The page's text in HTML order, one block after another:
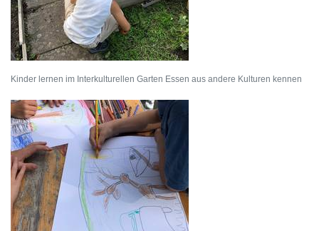
Kinder lernen im Interkulturellen Garten Essen aus andere Kulturen kennen